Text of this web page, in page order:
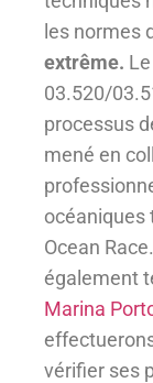
les normes
extrême.
03.520/
processus
mené en
océaniques
Ocean
également
Marina
vérifier ses